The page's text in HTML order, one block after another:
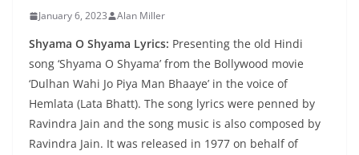
January 6, 2023 Alan Miller
Shyama O Shyama Lyrics: Presenting the old Hindi
song ‘Shyama O Shyama’ from the Bollywood movie
‘Dulhan Wahi Jo Piya Man Bhaaye’ in the voice of
Hemlata (Lata Bhatt). The song lyrics were penned by
Ravindra Jain and the song music is also composed by
Ravindra Jain. It was released in 1977 on behalf of